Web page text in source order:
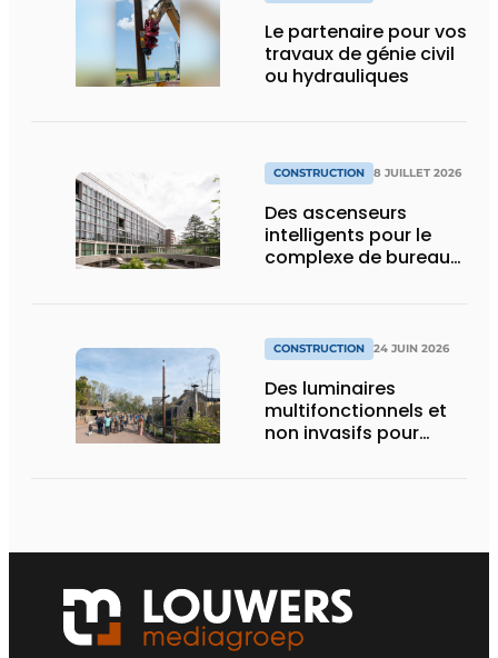
Le partenaire pour vos
travaux de génie civil
ou hydrauliques
CONSTRUCTION 8 JUILLET 2026
Des ascenseurs
intelligents pour le
complexe de bureaux
CONSTRUCTION 24 JUIN 2026
Des luminaires
multifonctionnels et
non invasifs pour